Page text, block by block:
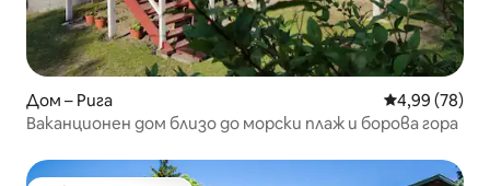
Дом – Рига Средна
4,99 (78)
Ваканционен дом близо до морски плаж и борова гора